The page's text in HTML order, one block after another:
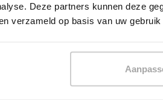
Deze partners kunnen deze
verzameld op basis van uw
PLAN